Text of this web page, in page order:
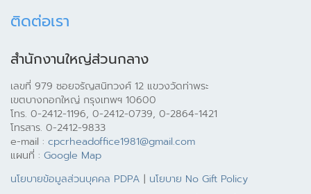
ติดต่อเรา
สำนักงานใหญ่ส่วนกลาง
เลขที่ 979 ซอยจรัญสนิทวงศ์ 12 แขวงวัดท่าพระ
เขตบางกอกใหญ่ กรุงเทพฯ 10600
โทร. 0-2412-1196, 0-2412-0739, 0-2864-1421
โทรสาร. 0-2412-9833
e-mail : cpcrheadoffice1981@gmail.com
แผนที่ : Google Map
นโยบายข้อมูลส่วนบุคคล PDPA | นโยบาย No Gift Policy